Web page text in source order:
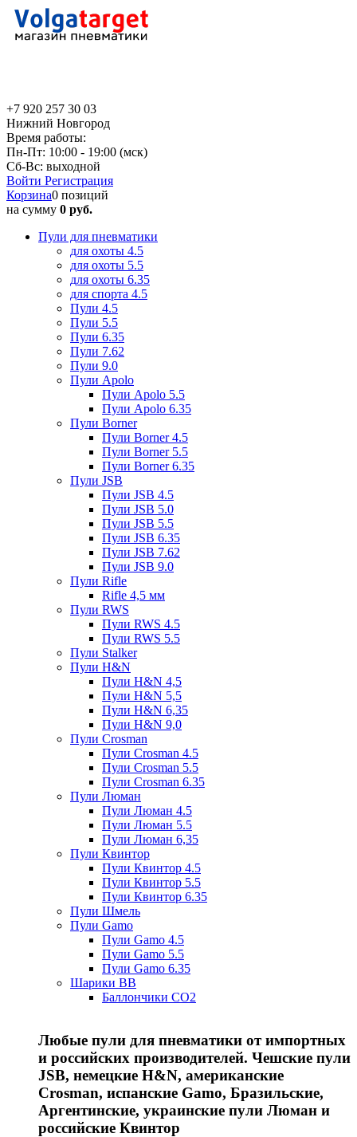
+7 920 257 30 03
Нижний Новгород
Время работы:
Пн-Пт: 10:00 - 19:00 (мск)
Сб-Вс: выходной
Войти Регистрация
Корзина0 позиций
на сумму 0 руб.
Пули для пневматики
для охоты 4.5
для охоты 5.5
для охоты 6.35
для спорта 4.5
Пули 4.5
Пули 5.5
Пули 6.35
Пули 7.62
Пули 9.0
Пули Apolo
Пули Apolo 5.5
Пули Apolo 6.35
Пули Borner
Пули Borner 4.5
Пули Borner 5.5
Пули Borner 6.35
Пули JSB
Пули JSB 4.5
Пули JSB 5.0
Пули JSB 5.5
Пули JSB 6.35
Пули JSB 7.62
Пули JSB 9.0
Пули Rifle
Rifle 4,5 мм
Пули RWS
Пули RWS 4.5
Пули RWS 5.5
Пули Stalker
Пули H&N
Пули H&N 4,5
Пули H&N 5,5
Пули H&N 6,35
Пули H&N 9,0
Пули Crosman
Пули Crosman 4.5
Пули Crosman 5.5
Пули Crosman 6.35
Пули Люман
Пули Люман 4.5
Пули Люман 5.5
Пули Люман 6,35
Пули Квинтор
Пули Квинтор 4.5
Пули Квинтор 5.5
Пули Квинтор 6.35
Пули Шмель
Пули Gamo
Пули Gamo 4.5
Пули Gamo 5.5
Пули Gamo 6.35
Шарики BB
Баллончики CO2
Любые пули для пневматики от импортных
и российских производителей. Чешские пули
JSB, немецкие H&N, американские
Crosman, испанские Gamo, Бразильские,
Аргентинские, украинские пули Люман и
российские Квинтор